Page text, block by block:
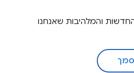
והמלהיבות שאנחנו